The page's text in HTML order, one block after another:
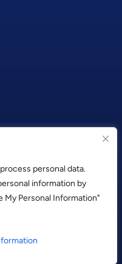
personal data.
information by
My Personal Information"